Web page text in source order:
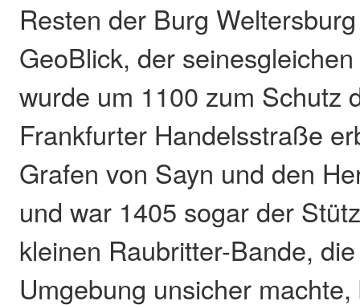
Resten der Burg
GeoBlick, der
wurde um 1100 zum Schutz
Frankfurter Handelsstraße
Grafen von Sayn und den
und war 1405 sogar der
kleinen Raubritter-Bande,
Umgebung unsicher